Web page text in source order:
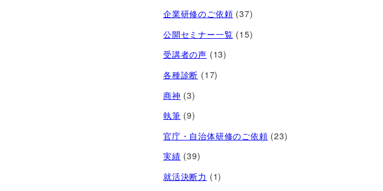
企業研修のご依頼 (37)
公開セミナー一覧 (15)
受講者の声 (13)
各種診断 (17)
商神 (3)
執筆 (9)
官庁・自治体研修のご依頼 (23)
実績 (39)
就活決断力 (1)